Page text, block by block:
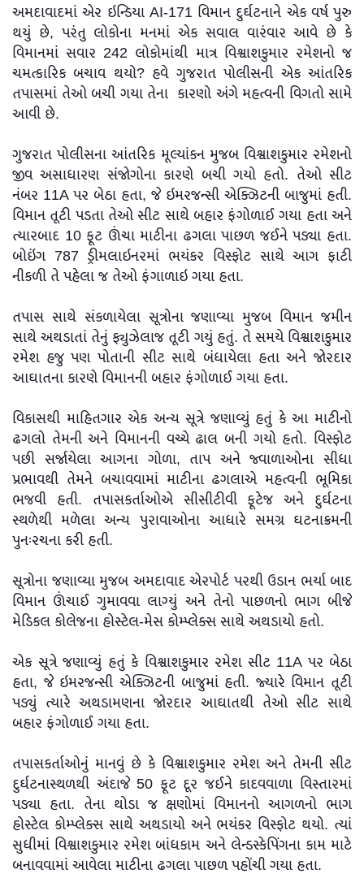
અમદાવાદમાં એર ઇન્ડિયા AI-171 વિમાન દુર્ઘટનાને એક વર્ષ પુરુ
થયું છે, પરંતુ લોકોના મનમાં એક સવાલ વારંવાર આવે છે કે
વિમાનમાં સવાર 242 લોકોમાંથી માત્ર વિશ્વાશકુમાર રમેશનો જ
ચમત્કારિક બચાવ થયો? હવે ગુજરાત પોલીસની એક આંતરિક
તપાસમાં તેઓ બચી ગયા તેના કારણો અંગે મહત્વની વિગતો સામે
આવી છે.
ગુજરાત પોલીસના આંતરિક મૂલ્યાંકન મુજબ વિશ્વાશકુમાર રમેશનો
જીવ અસાધારણ સંજોગોના કારણે બચી ગયો હતો. તેઓ સીટ
નંબર 11A પર બેઠા હતા, જે ઇમરજન્સી એક્ઝિટની બાજુમાં હતી.
વિમાન તૂટી પડતા તેઓ સીટ સાથે બહાર ફંગોળાઈ ગયા હતા અને
ત્યારબાદ 10 ફૂટ ઊંચા માટીના ઢગલા પાછળ જઈને પડ્યા હતા.
બોઇંગ 787 ડ્રીમલાઇનરમાં ભયંકર વિસ્ફોટ સાથે આગ ફાટી
નીકળી તે પહેલા જ તેઓ ફંગાળાઇ ગયા હતા.
તપાસ સાથે સંકળાયેલા સૂત્રોના જણાવ્યા મુજબ વિમાન જમીન
સાથે અથડાતાં તેનું ફ્યુઝેલાજ તૂટી ગયું હતું. તે સમયે વિશ્વાશકુમાર
રમેશ હજુ પણ પોતાની સીટ સાથે બંધાયેલા હતા અને જોરદાર
આઘાતના કારણે વિમાનની બહાર ફંગોળાઈ ગયા હતા.
વિકાસથી માહિતગાર એક અન્ય સૂત્રે જણાવ્યું હતું કે આ માટીનો
ઢગલો તેમની અને વિમાનની વચ્ચે ઢાલ બની ગયો હતો. વિસ્ફોટ
પછી સર્જાયેલા આગના ગોળા, તાપ અને જ્વાળાઓના સીધા
પ્રભાવથી તેમને બચાવવામાં માટીના ઢગલાએ મહત્વની ભૂમિકા
ભજવી હતી. તપાસકર્તાઓએ સીસીટીવી ફૂટેજ અને દુર્ઘટના
સ્થળેથી મળેલા અન્ય પુરાવાઓના આધારે સમગ્ર ઘટનાક્રમની
પુનઃરચના કરી હતી.
સૂત્રોના જણાવ્યા મુજબ અમદાવાદ એરપોર્ટ પરથી ઉડાન ભર્યા બાદ
વિમાન ઊંચાઈ ગુમાવવા લાગ્યું અને તેનો પાછળનો ભાગ બીજે
મેડિકલ કોલેજના હોસ્ટેલ-મેસ કોમ્પ્લેક્સ સાથે અથડાયો હતો.
એક સૂત્રે જણાવ્યું હતું કે વિશ્વાશકુમાર રમેશ સીટ 11A પર બેઠા
હતા, જે ઇમરજન્સી એક્ઝિટની બાજુમાં હતી. જ્યારે વિમાન તૂટી
પડ્યું ત્યારે અથડામણના જોરદાર આઘાતથી તેઓ સીટ સાથે
બહાર ફંગોળાઈ ગયા હતા.
તપાસકર્તાઓનું માનવું છે કે વિશ્વાશકુમાર રમેશ અને તેમની સીટ
દુર્ઘટનાસ્થળથી અંદાજે 50 ફૂટ દૂર જઈને કાદવવાળા વિસ્તારમાં
પડ્યા હતા. તેના થોડા જ ક્ષણોમાં વિમાનનો આગળનો ભાગ
હોસ્ટેલ કોમ્પ્લેક્સ સાથે અથડાયો અને ભયંકર વિસ્ફોટ થયો. ત્યાં
સુધીમાં વિશ્વાશકુમાર રમેશ બાંધકામ અને લેન્ડસ્કેપિંગના કામ માટે
બનાવવામાં આવેલા માટીના ઢગલા પાછળ પહોંચી ગયા હતા.